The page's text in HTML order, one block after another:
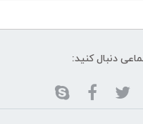
دنبال کنید: